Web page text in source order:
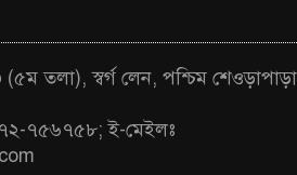
তলা), স্বর্গ লেন, পশ্চিম
৭৫৬৭৫৮; ই-মেইলঃ